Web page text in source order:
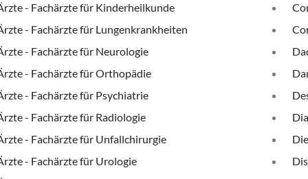
- Fachärzte für Kinderheilkunde
- Fachärzte für Lungenkrankheiten
- Fachärzte für Neurologie
- Fachärzte für Orthopädie
- Fachärzte für Psychiatrie
- Fachärzte für Radiologie
- Fachärzte für Unfallchirurgie
- Fachärzte für Urologie